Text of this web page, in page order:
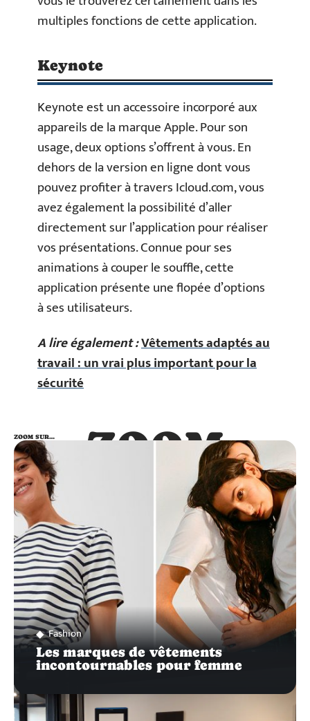
multiples fonctions de cette application.
Keynote
Keynote est un accessoire incorporé aux
appareils de la marque Apple. Pour son
usage, deux options s’offrent à vous. En
dehors de la version en ligne dont vous
pouvez profiter à travers Icloud.com, vous
avez également la possibilité d’aller
directement sur l’application pour réaliser
vos présentations. Connue pour ses
animations à couper le souffle, cette
application présente une flopée d’options
à ses utilisateurs.
A lire également :Vêtements adaptés au
travail : un vrai plus important pour la
sécurité
ZOOM
SUR…
ZOOM SUR…
Fashion
Les marques de vêtements
incontournables pour femme